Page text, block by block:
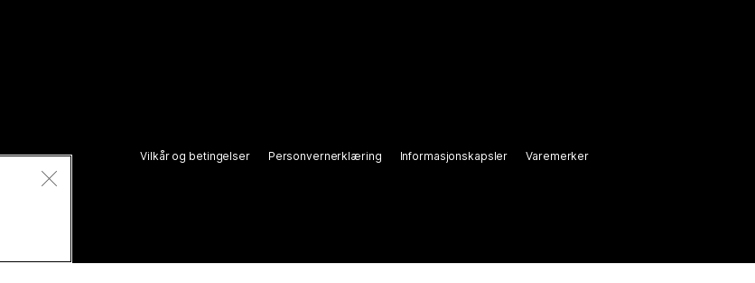
Vilkår og betingelser Personvernerklæring Informasjonskapsler Varemerker